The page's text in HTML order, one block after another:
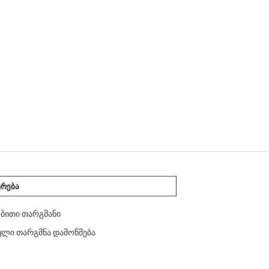
თარგმანი
თარგმნა დამოწმება